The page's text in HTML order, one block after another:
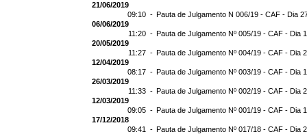
21/06/2019
09:10 - Pauta de Julgamento N 006/19 - CAF - Dia
06/06/2019
11:20 - Pauta de Julgamento Nº 005/19 - CAF - Dia
20/05/2019
11:27 - Pauta de Julgamento Nº 004/19 - CAF - Dia
12/04/2019
08:17 - Pauta de Julgamento Nº 003/19 - CAF - Dia
26/03/2019
11:33 - Pauta de Julgamento Nº 002/19 - CAF - Dia
12/03/2019
09:05 - Pauta de Julgamento Nº 001/19 - CAF - Dia
17/12/2018
09:41 - Pauta de Julgamento Nº 017/18 - CAF - Dia